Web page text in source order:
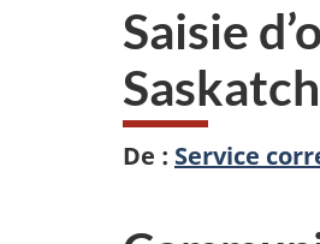
Saisie
De : Service